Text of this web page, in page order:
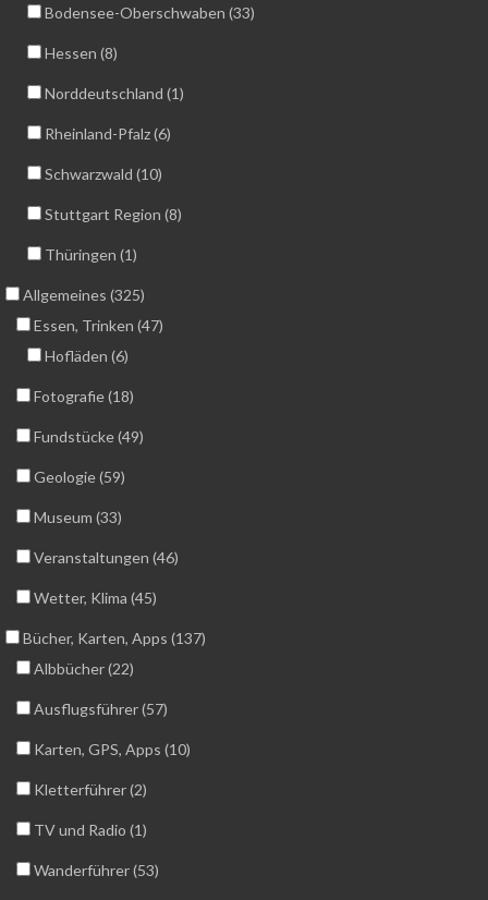
Bodensee-Oberschwaben (33)
Hessen (8)
Norddeutschland (1)
Rheinland-Pfalz (6)
Schwarzwald (10)
Stuttgart Region (8)
Thüringen (1)
Allgemeines (325)
Essen, Trinken (47)
Hofläden (6)
Fotografie (18)
Fundstücke (49)
Geologie (59)
Museum (33)
Veranstaltungen (46)
Wetter, Klima (45)
Bücher, Karten, Apps (137)
Albbücher (22)
Ausflugsführer (57)
Karten, GPS, Apps (10)
Kletterführer (2)
TV und Radio (1)
Wanderführer (53)